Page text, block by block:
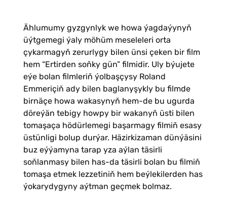
Ählumumy gyzgynlyk we howa ýagdaýynyň
üýtgemegi ýaly möhüm meseleleri orta
çykarmagyň zerurlygy bilen ünsi çeken bir film
hem “Ertirden soňky gün” filmidir. Uly býujete
eýe bolan filmleriň ýolbaşçysy Roland
Emmeriçiň ady bilen baglanyşykly bu filmde
birnäçe howa wakasynyň hem-de bu ugurda
döreýän tebigy howpy bir wakanyň üsti bilen
tomaşaça hödürlemegi başarmagy filmiň esasy
üstünligi bolup durýar. Häzirkizaman dünýäsini
buz eýýamyna tarap yza aýlan täsirli
soňlanmasy bilen has-da täsirli bolan bu filmiň
tomaşa etmek lezzetiniň hem beýlekilerden has
ýokarydygyny aýtman geçmek bolmaz.